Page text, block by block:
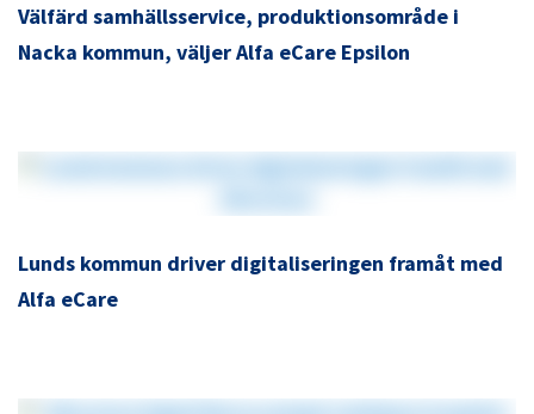
Välfärd samhällsservice, produktionsområde i
Nacka kommun, väljer Alfa eCare Epsilon
Lunds kommun driver digitaliseringen framåt med
Alfa eCare